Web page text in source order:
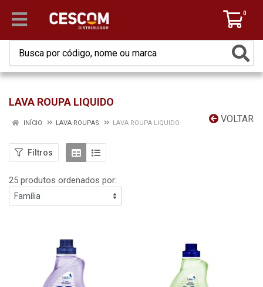
0
LAVA ROUPA LIQUIDO
VOLTAR
INÍCIO LAVA-ROUPAS LAVA ROUPA LIQUIDO
Filtros
25 produtos ordenados por: